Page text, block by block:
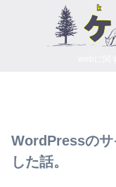
WordPressのサ
した話。